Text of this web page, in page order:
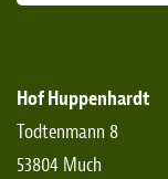
Hof Huppenhardt
Todtenmann 8
53804 Much